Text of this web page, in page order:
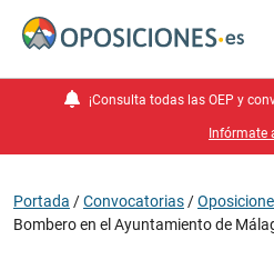
¡Consulta todas las OEP y
Infórmate
Portada /Convocatorias /
Bombero en el Ayuntamiento de